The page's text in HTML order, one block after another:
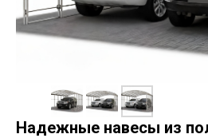
Надежные навесы из